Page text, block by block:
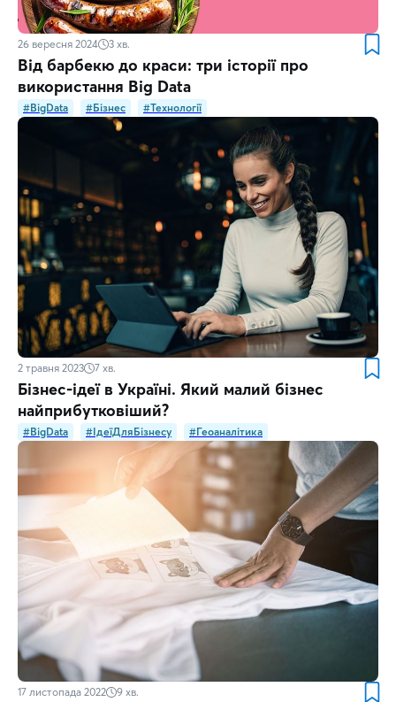
26 вересня 2024 3 хв.
Від барбекю до краси: три історії про
використання Big Data
#BigData #Бізнес #Технології
2 травня 2023 7 хв.
Бізнес-ідеї в Україні. Який малий бізнес
найприбутковіший?
#BigData #ІдеїДляБізнесу #Геоаналітика
17 листопада 2022 9 хв.